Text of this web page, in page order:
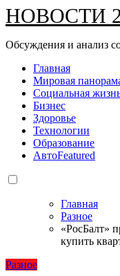
НОВОСТИ
Обсуждения и анализ
Главная
Мировая
Социальная
Бизнес
Здоровье
Технологии
Образование
АвтоFeatured
Главная
Разное
«РосБалт»
купить
Разное